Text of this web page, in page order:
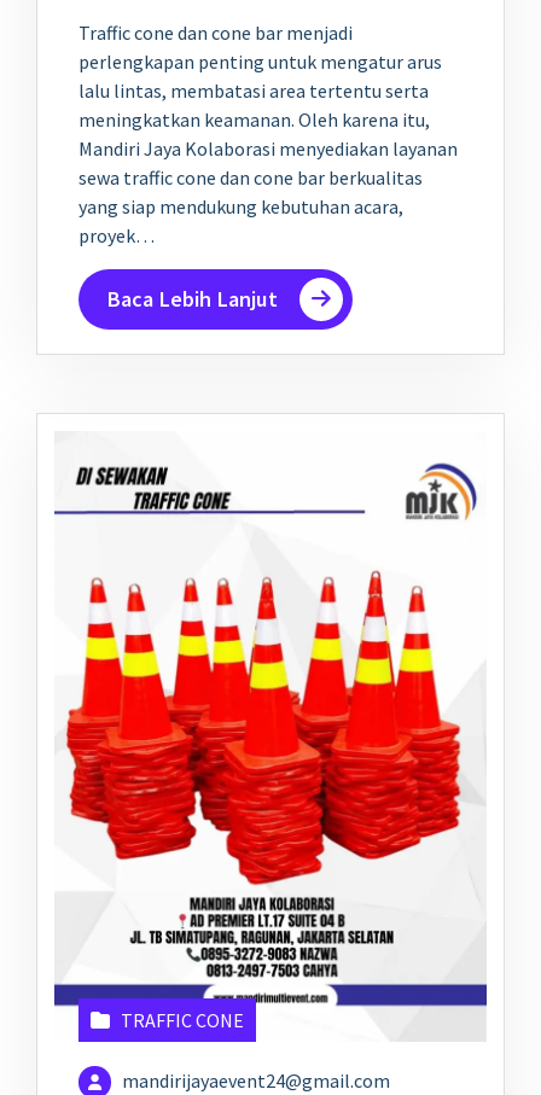
Traffic cone dan cone bar menjadi
perlengkapan penting untuk mengatur arus
lalu lintas, membatasi area tertentu serta
meningkatkan keamanan. Oleh karena itu,
Mandiri Jaya Kolaborasi menyediakan layanan
sewa traffic cone dan cone bar berkualitas
yang siap mendukung kebutuhan acara,
proyek…
Baca Lebih Lanjut
TRAFFIC CONE
mandirijayaevent24@gmail.com